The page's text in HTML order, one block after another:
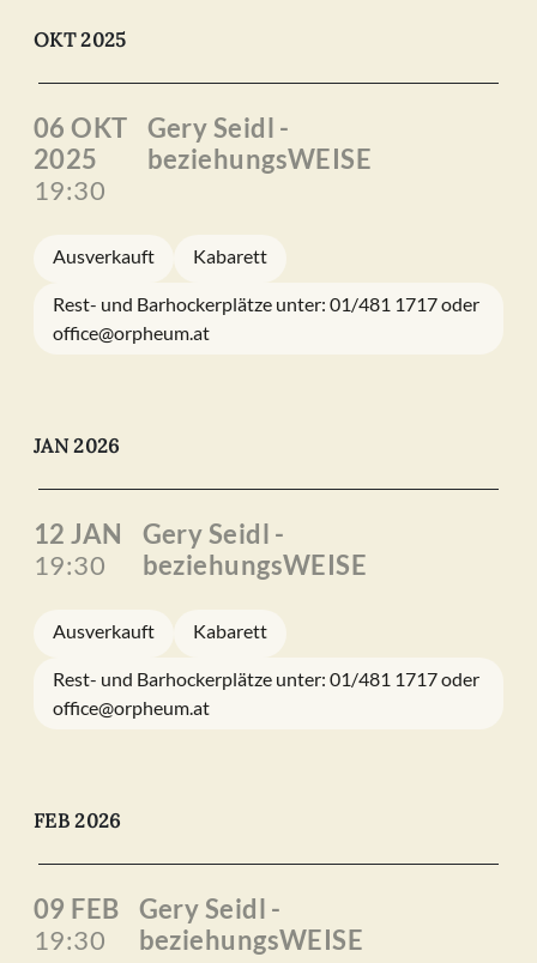
OKT 2025
06 OKT
2025
19:30
Gery Seidl -
beziehungsWEISE
Ausverkauft Kabarett
Rest- und Barhockerplätze unter: 01/481 1717 oder
office@orpheum.at
JAN 2026
12 JAN
19:30
Gery Seidl -
beziehungsWEISE
Ausverkauft Kabarett
Rest- und Barhockerplätze unter: 01/481 1717 oder
office@orpheum.at
FEB 2026
09 FEB
19:30
Gery Seidl -
beziehungsWEISE